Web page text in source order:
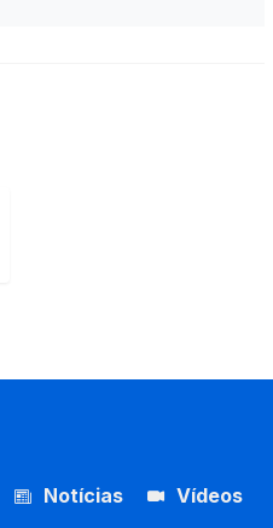
Notícias Vídeos